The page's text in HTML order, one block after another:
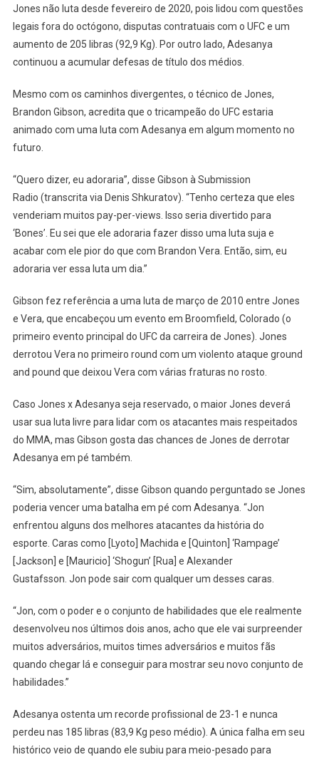
Jones não luta desde fevereiro de 2020, pois lidou com questões
legais fora do octógono, disputas contratuais com o UFC e um
aumento de 205 libras (92,9 Kg). Por outro lado, Adesanya
continuou a acumular defesas de título dos médios.
Mesmo com os caminhos divergentes, o técnico de Jones,
Brandon Gibson, acredita que o tricampeão do UFC estaria
animado com uma luta com Adesanya em algum momento no
futuro.
“Quero dizer, eu adoraria”, disse Gibson à Submission
Radio (transcrita via Denis Shkuratov). “Tenho certeza que eles
venderiam muitos pay-per-views. Isso seria divertido para
‘Bones’. Eu sei que ele adoraria fazer disso uma luta suja e
acabar com ele pior do que com Brandon Vera. Então, sim, eu
adoraria ver essa luta um dia.”
Gibson fez referência a uma luta de março de 2010 entre Jones
e Vera, que encabeçou um evento em Broomfield, Colorado (o
primeiro evento principal do UFC da carreira de Jones). Jones
derrotou Vera no primeiro round com um violento ataque ground
and pound que deixou Vera com várias fraturas no rosto.
Caso Jones x Adesanya seja reservado, o maior Jones deverá
usar sua luta livre para lidar com os atacantes mais respeitados
do MMA, mas Gibson gosta das chances de Jones de derrotar
Adesanya em pé também.
“Sim, absolutamente”, disse Gibson quando perguntado se Jones
poderia vencer uma batalha em pé com Adesanya. “Jon
enfrentou alguns dos melhores atacantes da história do
esporte. Caras como [Lyoto] Machida e [Quinton] ‘Rampage’
[Jackson] e [Mauricio] ‘Shogun’ [Rua] e Alexander
Gustafsson. Jon pode sair com qualquer um desses caras.
“Jon, com o poder e o conjunto de habilidades que ele realmente
desenvolveu nos últimos dois anos, acho que ele vai surpreender
muitos adversários, muitos times adversários e muitos fãs
quando chegar lá e conseguir para mostrar seu novo conjunto de
habilidades.”
Adesanya ostenta um recorde profissional de 23-1 e nunca
perdeu nas 185 libras (83,9 Kg peso médio). A única falha em seu
histórico veio de quando ele subiu para meio-pesado para